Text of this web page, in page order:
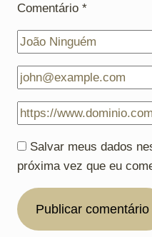
Comentário *
Salvar meus dados
próxima vez que eu